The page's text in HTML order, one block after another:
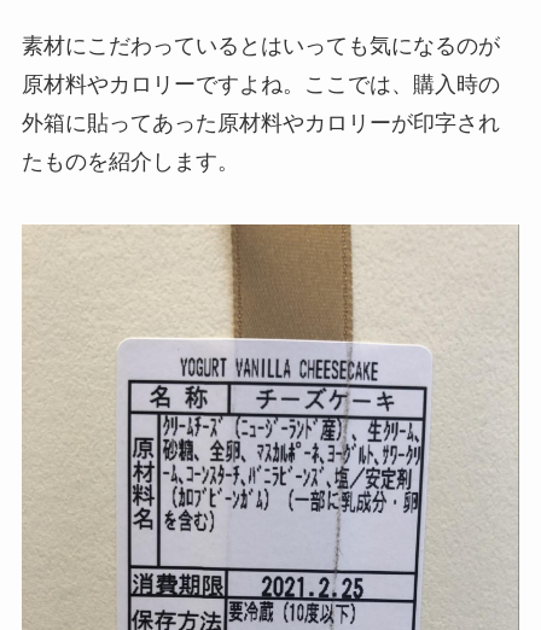
素材にこだわっているとはいっても気になるのが
原材料やカロリーですよね。ここでは、購入時の
外箱に貼ってあった原材料やカロリーが印字され
たものを紹介します。